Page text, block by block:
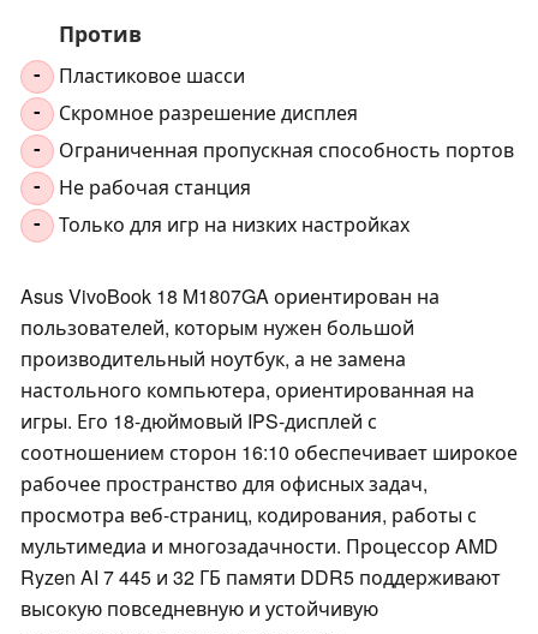
Против
- Пластиковое шасси
- Скромное разрешение дисплея
- Ограниченная пропускная способность портов
- Не рабочая станция
- Только для игр на низких настройках
Asus VivoBook 18 M1807GA ориентирован на
пользователей, которым нужен большой
производительный ноутбук, а не замена
настольного компьютера, ориентированная на
игры. Его 18-дюймовый IPS-дисплей с
соотношением сторон 16:10 обеспечивает широкое
рабочее пространство для офисных задач,
просмотра веб-страниц, кодирования, работы с
мультимедиа и многозадачности. Процессор AMD
Ryzen AI 7 445 и 32 ГБ памяти DDR5 поддерживают
высокую повседневную и устойчивую